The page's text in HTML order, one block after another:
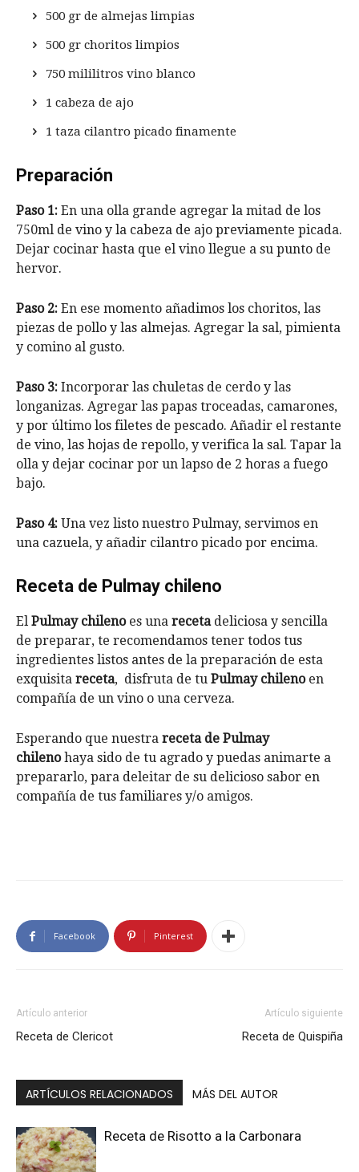
500 gr de almejas limpias
500 gr choritos limpios
750 mililitros vino blanco
1 cabeza de ajo
1 taza cilantro picado finamente
Preparación
Paso 1: En una olla grande agregar la mitad de los
750ml de vino y la cabeza de ajo previamente picada.
Dejar cocinar hasta que el vino llegue a su punto de
hervor.
Paso 2: En ese momento añadimos los choritos, las
piezas de pollo y las almejas. Agregar la sal, pimienta
y comino al gusto.
Paso 3: Incorporar las chuletas de cerdo y las
longanizas. Agregar las papas troceadas, camarones,
y por último los filetes de pescado. Añadir el restante
de vino, las hojas de repollo, y verifica la sal. Tapar la
olla y dejar cocinar por un lapso de 2 horas a fuego
bajo.
Paso 4: Una vez listo nuestro Pulmay, servimos en
una cazuela, y añadir cilantro picado por encima.
Receta de Pulmay chileno
El Pulmay chilenoes una recetadeliciosa y sencilla
de preparar, te recomendamos tener todos tus
ingredientes listos antes de la preparación de esta
exquisita receta, disfruta de tu Pulmay chilenoen
compañía de un vino o una cerveza.
Esperando que nuestra receta de Pulmay
chilenohaya sido de tu agrado y puedas animarte a
prepararlo, para deleitar de su delicioso sabor en
compañía de tus familiares y/o amigos.
Facebook Pinterest
Artículo anterior
Receta de Clericot
Artículo siguiente
Receta de Quispiña
ARTÍCULOS RELACIONADOS MÁS DEL AUTOR
Receta de Risotto a la Carbonara